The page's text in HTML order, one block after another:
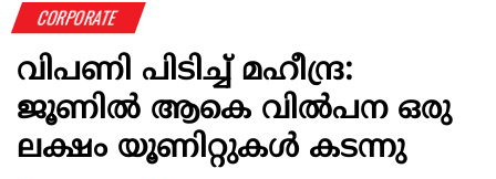
CORPORATE
വിപണി പിടിച്ച് മഹീന്ദ്ര:
ജൂണിൽ ആകെ വിൽപന ഒരു
ലക്ഷം യൂണിറ്റുകൾ കടന്നു